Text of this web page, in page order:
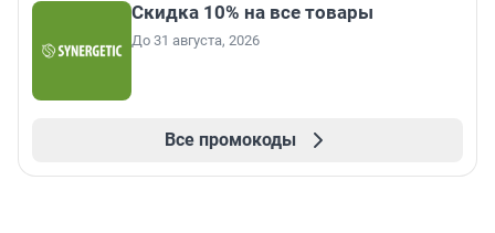
Скидка 10% на все товары
До 31 августа, 2026
Все промокоды